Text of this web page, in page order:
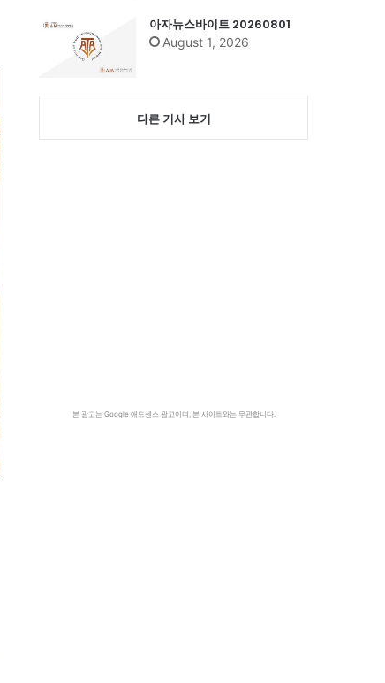
아자뉴스바이트 20260801
August 1, 2026
다른 기사 보기
본 광고는 Google 애드센스 광고이며, 본 사이트와는 무관합니다.